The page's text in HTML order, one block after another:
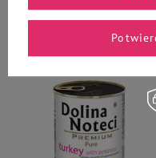
Do koszyka